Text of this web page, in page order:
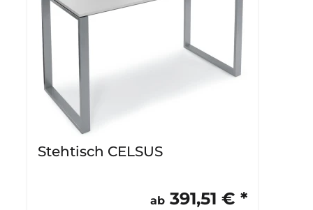
Stehtisch CELSUS
ab391,51 € *